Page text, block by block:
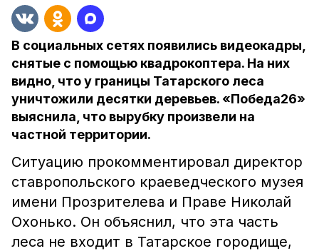
В социальных сетях появились видеокадры,
снятые с помощью квадрокоптера. На них
видно, что у границы Татарского леса
уничтожили десятки деревьев. «Победа26»
выяснила, что вырубку произвели на
частной территории.
Ситуацию прокомментировал директор
ставропольского краеведческого музея
имени Прозрителева и Праве Николай
Охонько. Он объяснил, что эта часть
леса не входит в Татарское городище,